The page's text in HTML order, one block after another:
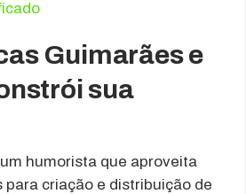
Guimarães e
sua
humorista que aproveita
criação e distribuição de